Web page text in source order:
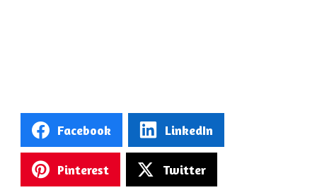
Facebook LinkedIn
Pinterest Twitter